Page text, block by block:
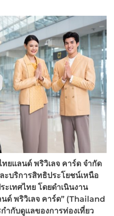
ยแลนด์ พริวิเลจ คาร์ด จำกัด
บริการสิทธิประโยชน์เหนือ
เทศไทย โดยดำเนินงาน
ด์ พริวิเลจ คาร์ด” (Thailand
กับดูแลของการท่องเที่ยว